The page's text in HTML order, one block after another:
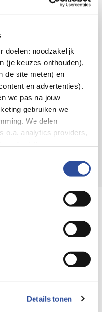
doelen: noodzakelijk
(je keuzes onthouden),
de site meten) en
en advertenties).
we pas na jouw
gebruiken we
We delen
o.a. analytics providers,
Je kunt je keuze op
Privacyverklaring
Details tonen
op:
online.